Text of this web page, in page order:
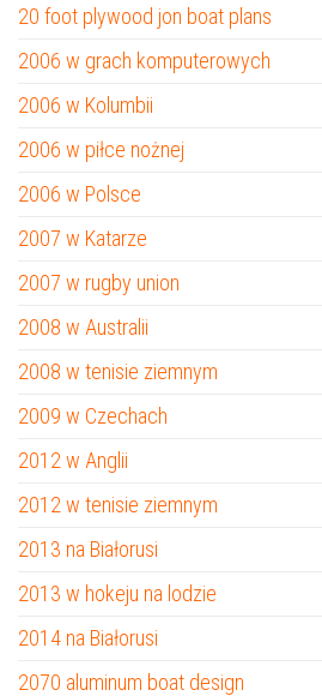
20 foot plywood jon boat plans
2006 w grach komputerowych
2006 w Kolumbii
2006 w piłce nożnej
2006 w Polsce
2007 w Katarze
2007 w rugby union
2008 w Australii
2008 w tenisie ziemnym
2009 w Czechach
2012 w Anglii
2012 w tenisie ziemnym
2013 na Białorusi
2013 w hokeju na lodzie
2014 na Białorusi
2070 aluminum boat design